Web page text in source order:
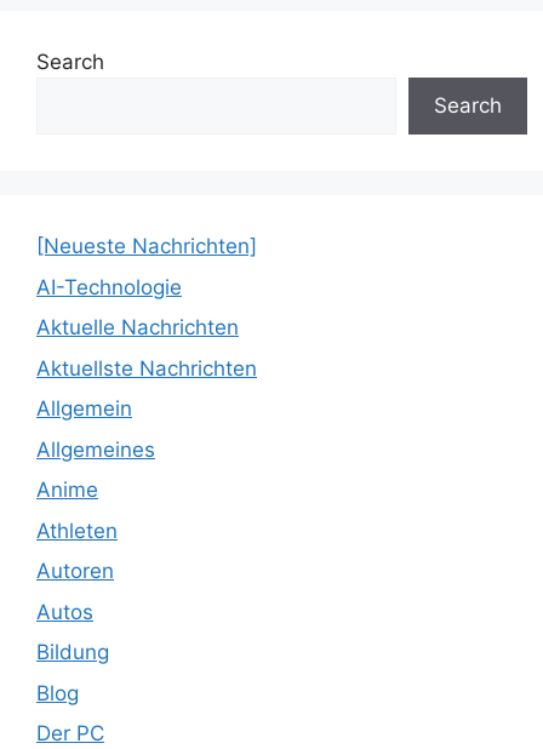
Search
Search
[Neueste Nachrichten]
AI-Technologie
Aktuelle Nachrichten
Aktuellste Nachrichten
Allgemein
Allgemeines
Anime
Athleten
Autoren
Autos
Bildung
Blog
Der PC